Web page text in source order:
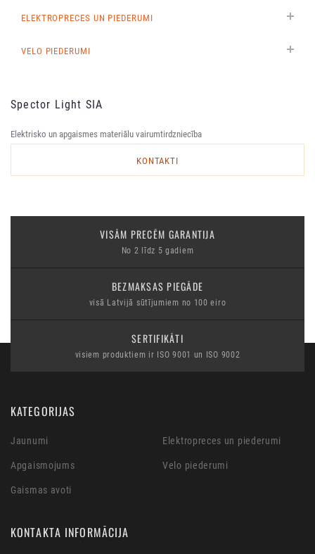
ELEKTROPRECES UN PIEDERUMI
VELO PIEDERUMI
Spector Light SIA
Elektrisko un apgaismes materiālu vairumtirdzniecība
KONTAKTI
VISĀM PRECĒM GARANTIJA
No 2 līdz 5 gadiem
BEZMAKSAS PIEGĀDE
visā Latvijā sūtījumiem no 100 eiro
SERTIFIKĀTI
visiem produktiem ir ISO 9001 un ISO 9002
KATEGORIJAS
Jaunumi
Apgaismojums
Gaismas avoti
Elektropreces un piederumi
Velo piederumi
KONTAKTA INFORMĀCIJA